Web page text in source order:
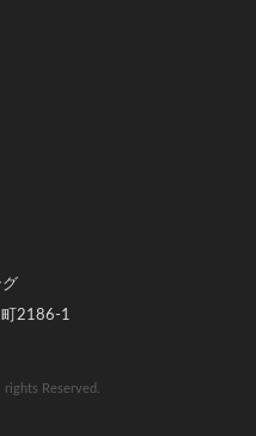
2186-1
rights Reserved.